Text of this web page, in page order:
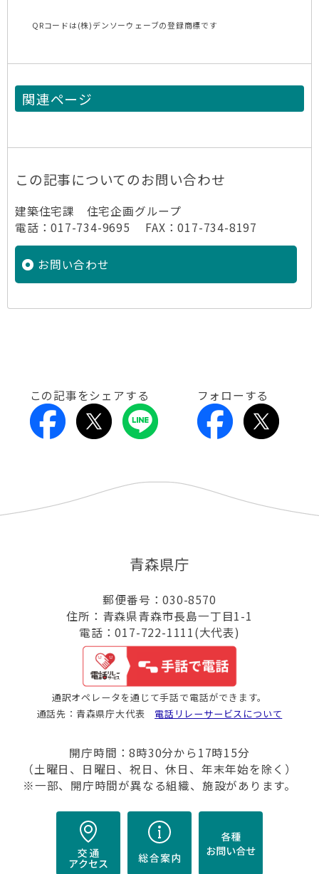
QRコードは(株)デンソーウェーブの登録商標です
関連ページ
この記事についてのお問い合わせ
建築住宅課 住宅企画グループ
電話：017-734-9695 FAX：017-734-8197
お問い合わせ
この記事をシェアする フォローする
青森県庁
郵便番号：030-8570
住所：青森県青森市長島一丁目1-1
電話：017-722-1111(大代表)
通訳オペレータを通じて手話で電話ができます。
通話先：青森県庁大代表 電話リレーサービスについて
開庁時間：8時30分から17時15分
（土曜日、日曜日、祝日、休日、年末年始を除く）
※一部、開庁時間が異なる組織、施設があります。